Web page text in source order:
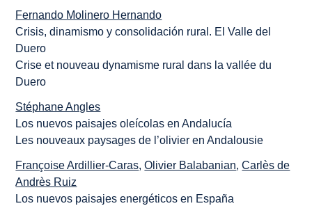
Fernando Molinero Hernando
Crisis, dinamismo y consolidación rural. El Valle del
Duero
Crise et nouveau dynamisme rural dans la vallée du
Duero
Stéphane Angles
Los nuevos paisajes oleícolas en Andalucía
Les nouveaux paysages de l’olivier en Andalousie
Françoise Ardillier-Caras,Olivier Balabanian,Carlès de
Andrès Ruiz
Los nuevos paisajes energéticos en España